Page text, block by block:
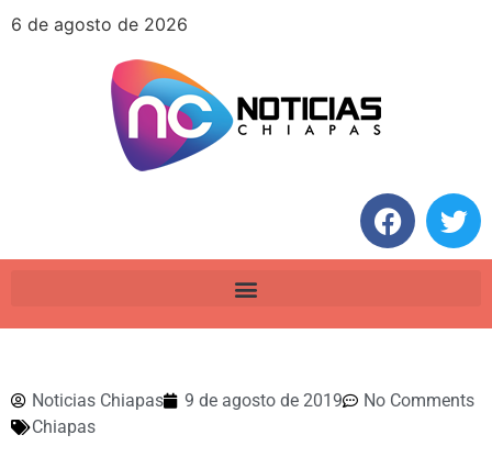
6 de agosto de 2026
Noticias Chiapas 9 de agosto de 2019
No Comments
Chiapas